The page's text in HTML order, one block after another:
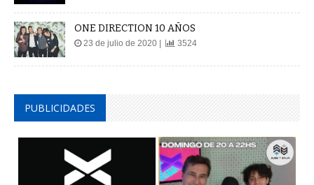
ONE DIRECTION 10 AÑOS
23 de julio de 2020 | 3524
PUBLICIDADES